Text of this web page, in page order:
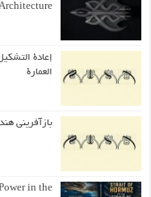
إعادة
العمارة
بازآفرینی
in the